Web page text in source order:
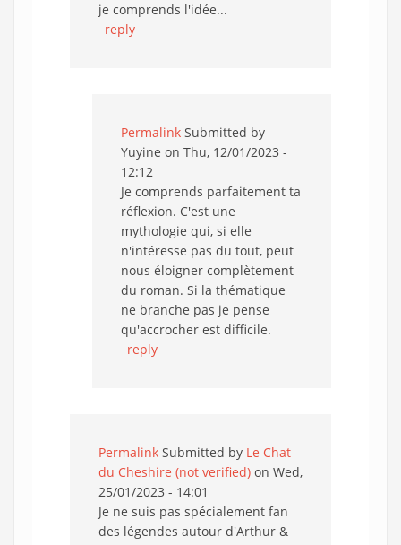
je comprends l'idée...
reply
Permalink Submitted by
Yuyine on Thu, 12/01/2023 -
12:12
Je comprends parfaitement ta
réflexion. C'est une
mythologie qui, si elle
n'intéresse pas du tout, peut
nous éloigner complètement
du roman. Si la thématique
ne branche pas je pense
qu'accrocher est difficile.
reply
Permalink Submitted by Le Chat
du Cheshire (not verified) on Wed,
25/01/2023 - 14:01
Je ne suis pas spécialement fan
des légendes autour d'Arthur &